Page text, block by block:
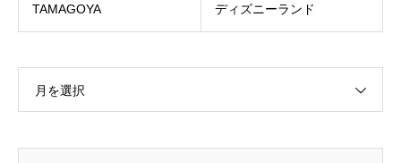
TAMAGOYA ディズニーランド
月を選択